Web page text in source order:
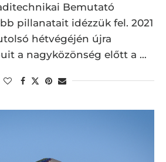
Bemutató
pillanatait idézzük fel. 2021
hétvégéjén újra
a nagyközönség előtt a …